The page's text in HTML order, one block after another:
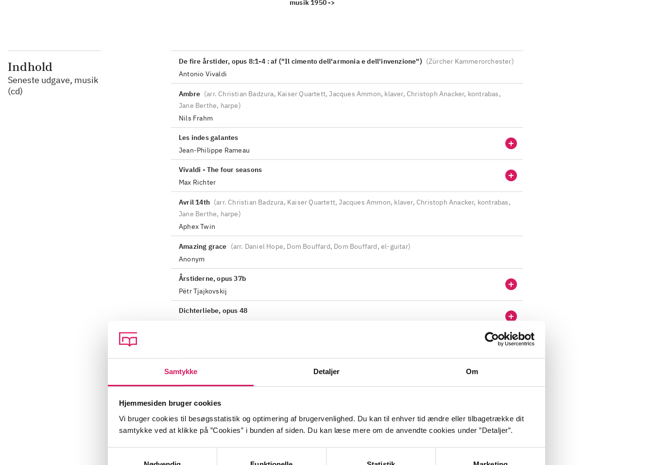
Samtykke Detaljer Om
Hjemmesiden bruger cookies
Vi bruger cookies til besøgsstatistik og optimering af brugervenlighed. Du kan til enhver tid ændre eller tilbagetrække dit
samtykke ved at klikke på ”Cookies” i bunden af siden. Du kan læse mere om de anvendte cookies under ”Detaljer”.
musik 1950 ->
Indhold
Seneste udgave, musik
(cd)
De fire årstider, opus 8:1-4 : af ("Il cimento dell'armonia e dell'invenzione") (Zürcher Kammerorchester)
Antonio Vivaldi
Ambre (arr. Christian Badzura, Kaiser Quartett, Jacques Ammon, klaver, Christoph Anacker, kontrabas,
Jane Berthe, harpe)
Nils Frahm
Les indes galantes
Jean-Philippe Rameau
Vivaldi - The four seasons
Max Richter
Avril 14th (arr. Christian Badzura, Kaiser Quartett, Jacques Ammon, klaver, Christoph Anacker, kontrabas,
Jane Berthe, harpe)
Aphex Twin
Amazing grace (arr. Daniel Hope, Dom Bouffard, Dom Bouffard, el-guitar)
Anonym
Årstiderne, opus 37b
Pëtr Tjajkovskij
Dichterliebe, opus 48
Knickerbocker holiday
Kurt Weill
Koncert for strygere og continuo, G-dur (Aria II) ("Concerto pastorale")
Johann Melchior Molter